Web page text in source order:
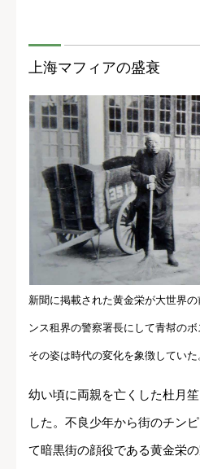
上海マフィアの盛衰
新聞に掲載された黄金栄が大世界
ンス租界の警察署長にして青幇の
その姿は時代の変化を象徴していた
幼い頃に両親を亡くした杜月
した。不良少年から街のチン
て暗黒街の顔役である黄金栄